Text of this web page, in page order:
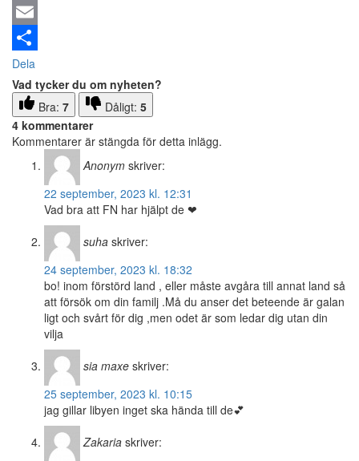
Email
Dela
Vad tycker du om nyheten?
Bra: 7 Dåligt: 5
4 kommentarer
Kommentarer är stängda för detta inlägg.
Anonym skriver:
22 september, 2023 kl. 12:31
Vad bra att FN har hjälpt de ❤
suha skriver:
24 september, 2023 kl. 18:32
bo! inom förstörd land , eller måste avgåra till annat land så
att försök om din familj .Må du anser det beteende är galan
ligt och svårt för dig ,men odet är som ledar dig utan din
vilja
sia maxe skriver:
25 september, 2023 kl. 10:15
jag gillar libyen inget ska hända till de💕
Zakaria skriver: